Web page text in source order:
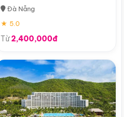
Đà Nẵng
★ 5.0
Từ2,400,000đ